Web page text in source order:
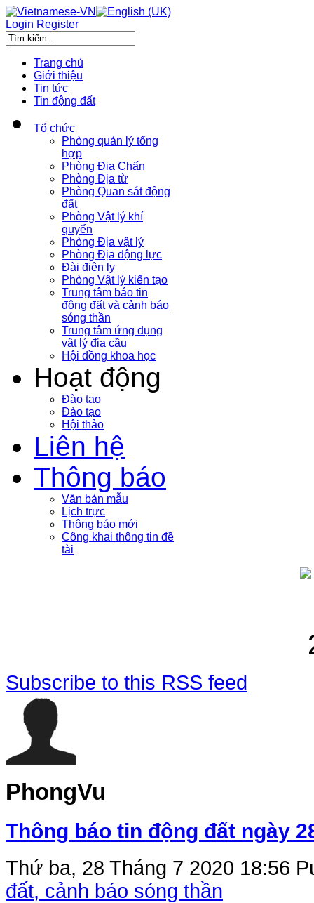
Login Register
Trang chủ
Giới thiệu
Tin tức
Tin động đất
Tổ chức
Phòng quản lý tổng
hợp
Phòng Địa Chấn
Phòng Địa từ
Phòng Quan sát động
đất
Phòng Vật lý khí
quyển
Phòng Địa vật lý
Phòng Địa động lực
Đài điện ly
Phòng Vật lý kiến tạo
Trung tâm báo tin
động đất và cảnh báo
sóng thần
Trung tâm ứng dụng
vật lý địa cầu
Hội đồng khoa học
Hoạt động
Đào tạo
Đào tạo
Hội thảo
Liên hệ
Thông báo
Văn bản mẫu
Lịch trực
Thông báo mới
Công khai thông tin đề
tài
Subscribe to this RSS feed
PhongVu
Thông báo tin động đất ngày
Thứ ba, 28 Tháng 7 2020 18:56
đất, cảnh báo sóng thần